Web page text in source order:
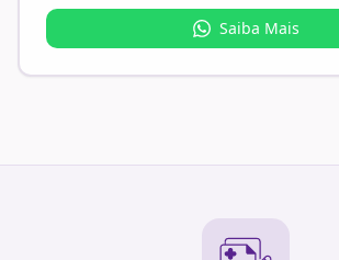
Saiba Mais